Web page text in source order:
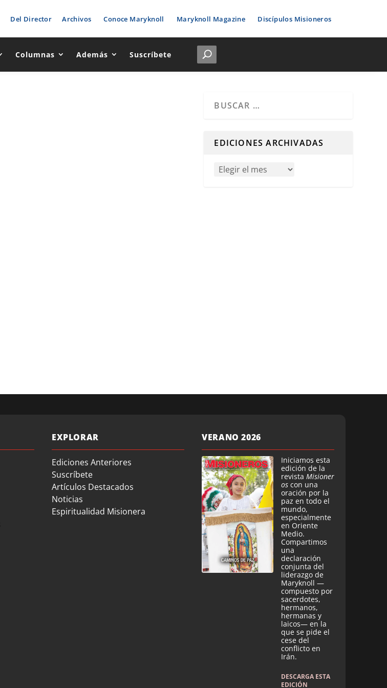
Del Director Archivos Conoce Maryknoll Maryknoll Magazine Discípulos Misioneros
Columnas Además Suscríbete
EDICIONES ARCHIVADAS
EXPLORAR
Ediciones Anteriores
Suscríbete
Artículos Destacados
Noticias
Espiritualidad Misionera
VERANO 2026
Iniciamos esta
edición de la
revista Misioner
os con una
oración por la
paz en todo el
mundo,
especialmente
en Oriente
Medio.
Compartimos
una
declaración
conjunta del
liderazgo de
Maryknoll —
compuesto por
sacerdotes,
hermanos,
hermanas y
laicos— en la
que se pide el
cese del
conflicto en
Irán.
DESCARGA ESTA
EDICIÓN